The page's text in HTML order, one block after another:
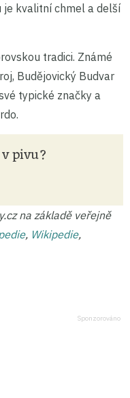
je kvalitní chmel a delší
tradici. Známé
Budějovický Budvar
typické značky a
pivu?
na základě veřejně
, Wikipedie,